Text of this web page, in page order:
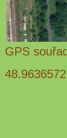
GPS